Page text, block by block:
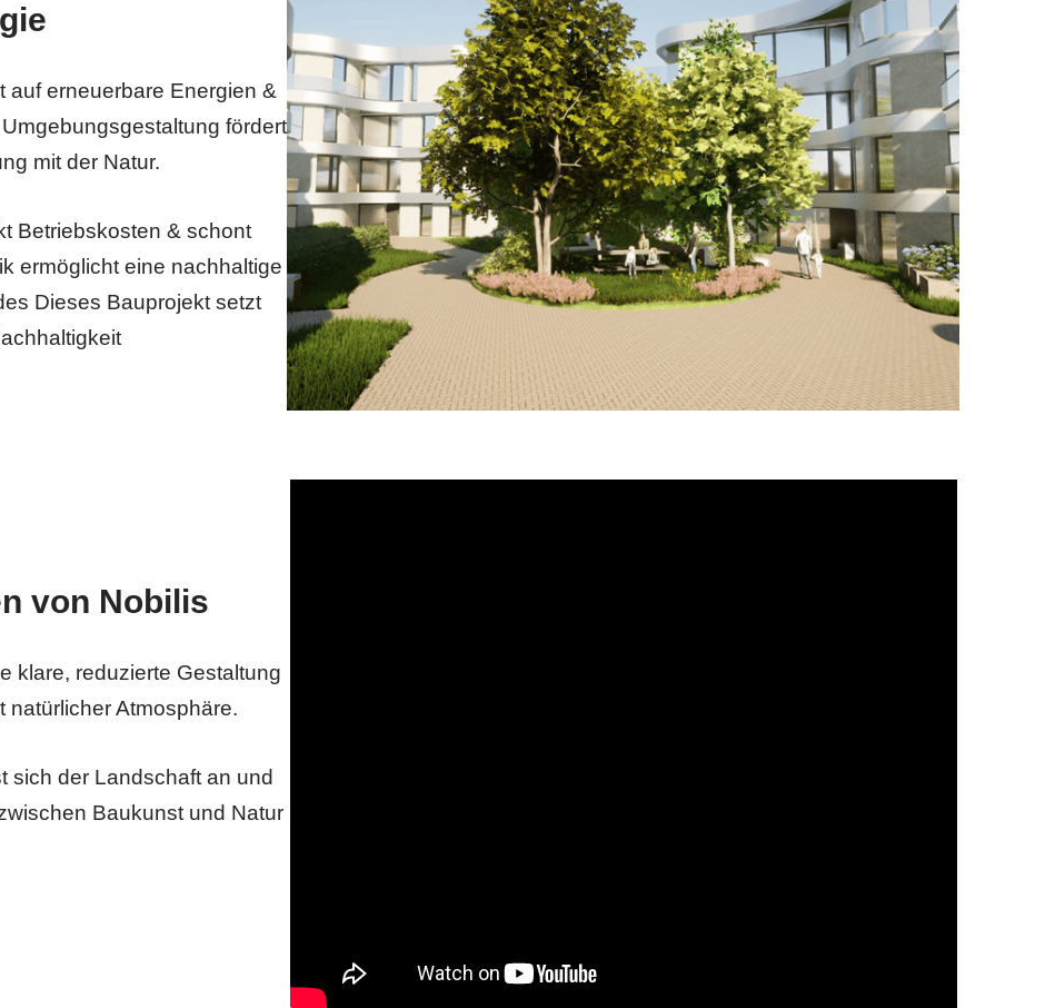
auf erneuerbare Energien &
fördert
mit der Natur.
Betriebskosten & schont
ermöglicht eine nachhaltige
Dieses Bauprojekt setzt
von Nobilis
klare, reduzierte Gestaltung
natürlicher Atmosphäre.
sich der Landschaft an und
Baukunst und Natur